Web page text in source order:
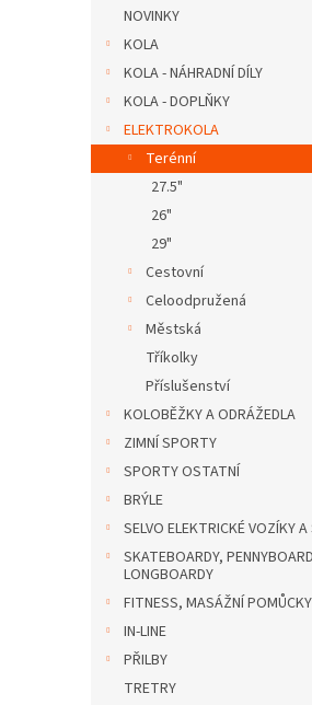
n
e
NOVINKY
KOLA
KOLA - NÁHRADNÍ DÍLY
KOLA - DOPLŇKY
ELEKTROKOLA
Terénní
27.5"
26"
29"
Cestovní
Celoodpružená
Městská
Tříkolky
Příslušenství
KOLOBĚŽKY A ODRÁŽEDLA
ZIMNÍ SPORTY
SPORTY OSTATNÍ
BRÝLE
SELVO ELEKTRICKÉ VOZÍKY
SKATEBOARDY,
LONGBOARDY
FITNESS, MASÁŽNÍ POMŮCKY
IN-LINE
PŘILBY
TRETRY